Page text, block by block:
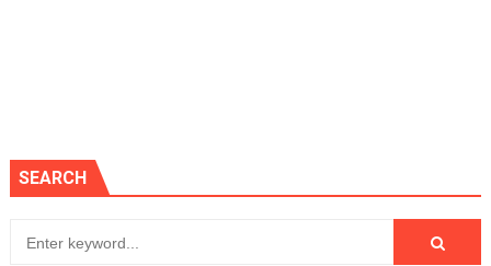
SEARCH